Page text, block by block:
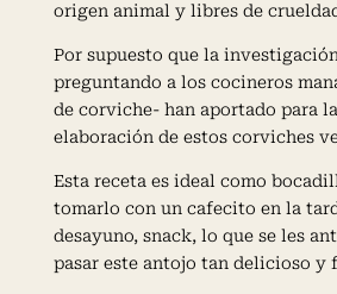
origen animal y libres de
Por supuesto que la
preguntando a los cocineros
de corviche- han aportado para
elaboración de estos corviches
Esta receta es ideal como
tomarlo con un cafecito en la
desayuno, snack, lo que se les
pasar este antojo tan delicioso y